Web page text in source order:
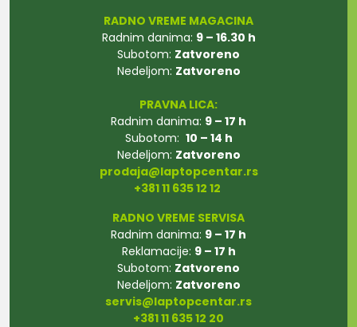
RADNO VREME MAGACINA
Radnim danima: 9 – 16.30 h
Subotom: Zatvoreno
Nedeljom: Zatvoreno
PRAVNA LICA:
Radnim danima: 9 – 17 h
Subotom: 10 – 14 h
Nedeljom: Zatvoreno
prodaja@laptopcentar.rs
+381 11 635 12 12
RADNO VREME SERVISA
Radnim danima: 9 – 17 h
Reklamacije: 9 – 17 h
Subotom: Zatvoreno
Nedeljom: Zatvoreno
servis@laptopcentar.rs
+381 11 635 12 20